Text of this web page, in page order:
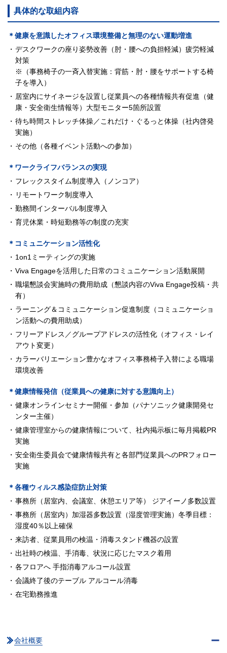
具体的な取組内容
＊健康を意識したオフィス環境整備と無理のない運動増進
デスクワークの座り姿勢改善（肘・腰への負担軽減）疲労軽減
対策
※（事務椅子の一斉入替実施：背筋・肘・腰をサポートする椅
子を導入）
居室内にサイネージを設置し従業員への各種情報共有促進（健
康・安全衛生情報等）大型モニター5箇所設置
待ち時間ストレッチ体操／これだけ・ぐるっと体操（社内啓発
実施）
その他（各種イベント活動への参加）
＊ワークライフバランスの実現
フレックスタイム制度導入（ノンコア）
リモートワーク制度導入
勤務間インターバル制度導入
育児休業・時短勤務等の制度の充実
＊コミュニケーション活性化
1on1ミーティングの実施
Viva Engageを活用した日常のコミュニケーション活動展開
職場懇談会実施時の費用助成（懇談内容のViva Engage投稿・共
有）
ラーニング＆コミュニケーション促進制度（コミュニケーショ
ン活動への費用助成）
フリーアドレス／グループアドレスの活性化（オフィス・レイ
アウト変更）
カラーバリエーション豊かなオフィス事務椅子入替による職場
環境改善
＊健康情報発信（従業員への健康に対する意識向上）
健康オンラインセミナー開催・参加（パナソニック健康開発セ
ンター主催）
健康管理室からの健康情報について、社内掲示板に毎月掲載PR
実施
安全衛生委員会で健康情報共有と各部門従業員へのPRフォロー
実施
＊各種ウィルス感染症防止対策
事務所（居室内、会議室、休憩エリア等） ジアイーノ多数設置
事務所（居室内）加湿器多数設置（湿度管理実施）冬季目標：
湿度40％以上確保
来訪者、従業員用の検温・消毒スタンド機器の設置
出社時の検温、手消毒、状況に応じたマスク着用
各フロアへ 手指消毒アルコール設置
会議終了後のテーブル アルコール消毒
在宅勤務推進
会社概要